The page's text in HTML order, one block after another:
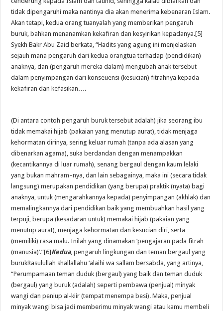
tidak dipengaruhi maka nantinya dia akan menerima kebenaran Islam.
Akan tetapi, kedua orang tuanyalah yang memberikan pengaruh
buruk, bahkan menanamkan kekafiran dan kesyirikan kepadanya.[5]
Syekh Bakr Abu Zaid berkata, “Hadits yang agung ini menjelaskan
sejauh mana pengaruh dari kedua orangtua terhadap (pendidikan)
anaknya, dan (pengaruh mereka dalam) mengubah anak tersebut
dalam penyimpangan dari konseuensi (kesucian) fitrahnya kepada
kekafiran dan kefasikan….
(Di antara contoh pengaruh buruk tersebut adalah) jika seorang ibu
tidak memakai hijab (pakaian yang menutup aurat), tidak menjaga
kehormatan dirinya, sering keluar rumah (tanpa ada alasan yang
dibenarkan agama), suka berdandan dengan menampakkan
(kecantikannya di luar rumah), senang bergaul dengan kaum lelaki
yang bukan mahram–nya, dan lain sebagainya, maka ini (secara tidak
langsung) merupakan pendidikan (yang berupa) praktik (nyata) bagi
anaknya, untuk (mengarahkannya kepada) penyimpangan (akhlak) dan
memalingkannya dari pendidikan baik yang membuahkan hasil yang
terpuji, berupa (kesadaran untuk) memakai hijab (pakaian yang
menutup aurat), menjaga kehormatan dan kesucian diri, serta
(memiliki) rasa malu. Inilah yang dinamakan ‘pengajaran pada fitrah
(manusia)’.”[6]Kedua, pengaruh lingkungan dan teman bergaul yang
burukRasulullah shallallahu ‘alaihi wa sallam bersabda, yang artinya,
“Perumpamaan teman duduk (bergaul) yang baik dan teman duduk
(bergaul) yang buruk (adalah) seperti pembawa (penjual) minyak
wangi dan peniup al-kiir (tempat menempa besi). Maka, penjual
minyak wangi bisa jadi memberimu minyak wangi atau kamu membeli